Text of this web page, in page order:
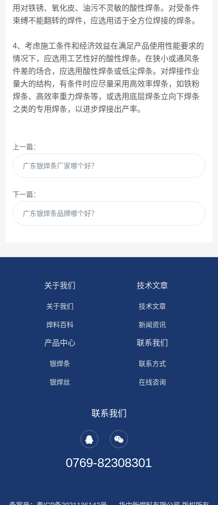
用对铁锈、氧化皮、油污不灵敏的酸性焊条。对受条件
束缚不能翻转的焊件，应选用适于全方位焊接的焊条。
4、考虑施工条件和经济效益在满足产品使用性能要求的
情况下，应选用工艺性好的酸性焊条。在狭小或通风条
件差的场合，应选用酸性焊条或低尘焊条。对焊接作业
量大的结构，有条件时应尽量采用高效率焊条，如铁粉
焊条、高效率重力焊条等，或选用底层焊条立向下焊条
之类的专用焊条，以进步焊接出产率。
上一篇：
广东银焊条厂家哪个好？
下一篇：
广东银焊条品牌哪个好？
关于我们
关于我们
焊料百科
技术文章
技术文章
新闻资讯
产品中心
银焊条
银焊丝
联系我们
联系方式
在线咨询
联系我们
0769-82308301